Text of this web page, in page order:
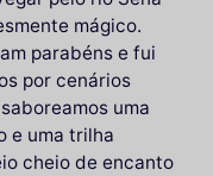
mágico.
parabéns e fui
por cenários
uma
e uma trilha
cheio de encanto